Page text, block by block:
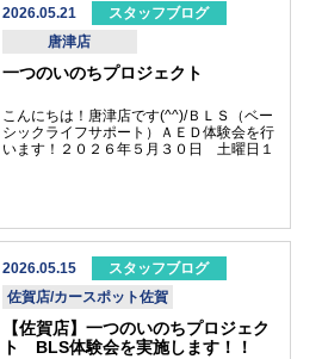
少しでもある方は、武雄店スタッフまでご
連絡ください。よろしくお願いいたしま
す。※体験会ご参加の方にささやかなプレ
ゼントもご準備しております。さて、話は
変わりますが、５月１０日まで開催され
２」へ行ってきました♪こちらは実物の立
体作品です。 おすシティー、よーく見る
と身近なもので作られていて面白かったで
す！ ご当地作品『佐賀し求めていた逸
2026.05.21
スタッフブログ
唐津店
一つのいのちプロジェクト
こんにちは！唐津店です(^^)/ＢＬＳ（ベー
シックライフサポート）ＡＥＤ体験会を行
います！２０２６年５月３０日 土曜日１
ントがあります。 『屋久杉ストラップ』
組む人たちを応援し、共に歩む『一つのい
のちプロジェクト』を全国のＳＵＢＡＲＵ
販売特約店と一緒に進めています。大切な
人を守りたい、美しい自然を守りたい。そ
の想いがあれば、あなたもプロジェクトの
一員です。
2026.05.15
スタッフブログ
佐賀店/カースポット佐賀
【佐賀店】一つのいのちプロジェク
ト BLS体験会を実施します！！